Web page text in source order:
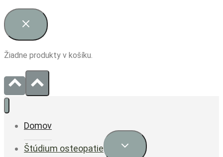
Žiadne produkty v košíku.
Domov
Štúdium osteopatie
Expand